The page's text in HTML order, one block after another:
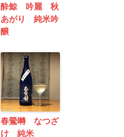
酔鯨 吟麗 秋
あがり 純米吟
醸
春鶯囀 なつざ
け 純米